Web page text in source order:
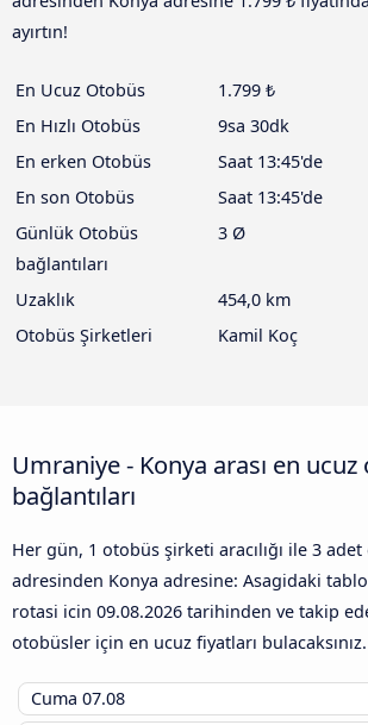
ayırtın!
En Ucuz Otobüs
1.799 ₺
En Hızlı Otobüs
9sa 30dk
En erken Otobüs
Saat 13:45'de
En son Otobüs
Saat 13:45'de
Günlük Otobüs
bağlantıları
3 Ø
Uzaklık
454,0 km
Otobüs Şirketleri
Kamil Koç
Umraniye - Konya arası en
bağlantıları
Her gün, 1 otobüs şirketi aracılığı ile 3
adresinden Konya adresine: Asagidaki
rotasi icin 09.08.2026 tarihinden ve takip
otobüsler için en ucuz fiyatları bulacaksınız.
Cuma 07.08